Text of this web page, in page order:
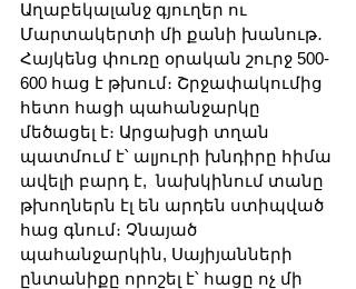
Աղաբեկալանջ գյուղեր ու
Մարտակերտի մի քանի խանութ․
Հայկենց փուռը օրական շուրջ 500-
600 հաց է թխում։ Շրջափակումից
հետո հացի պահանջարկը
մեծացել է։ Արցախցի տղան
պատմում է՝ ալյուրի խնդիրը հիմա
ավելի բարդ է,  նախկինում տանը
թխողներն էլ են արդեն ստիպված
հաց գնում։ Չնայած
պահանջարկին, Սայիյանների
ընտանիքը որոշել է՝ հացը ոչ մի